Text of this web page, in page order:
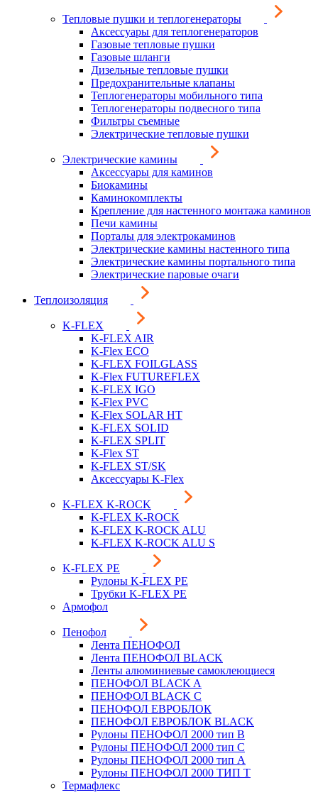
Тепловые пушки и теплогенераторы
Аксессуары для теплогенераторов
Газовые тепловые пушки
Газовые шланги
Дизельные тепловые пушки
Предохранительные клапаны
Теплогенераторы мобильного типа
Теплогенераторы подвесного типа
Фильтры съемные
Электрические тепловые пушки
Электрические камины
Аксессуары для каминов
Биокамины
Каминокомплекты
Крепление для настенного монтажа каминов
Печи камины
Порталы для электрокаминов
Электрические камины настенного типа
Электрические камины портального типа
Электрические паровые очаги
Теплоизоляция
K-FLEX
K-FLEX AIR
K-Flex ECO
K-FLEX FOILGLASS
K-Flex FUTUREFLEX
K-FLEX IGO
K-Flex PVC
K-Flex SOLAR HT
K-FLEX SOLID
K-FLEX SPLIT
K-Flex ST
K-FLEX ST/SK
Аксессуары K-Flex
K-FLEX K-ROCK
K-FLEX K-ROCK
K-FLEX K-ROCK ALU
K-FLEX K-ROCK ALU S
K-FLEX PE
Рулоны K-FLEX PE
Трубки K-FLEX PE
Армофол
Пенофол
Лента ПЕНОФОЛ
Лента ПЕНОФОЛ BLACK
Ленты алюминиевые самоклеющиеся
ПЕНОФОЛ BLACK A
ПЕНОФОЛ BLACK С
ПЕНОФОЛ ЕВРОБЛОК
ПЕНОФОЛ ЕВРОБЛОК BLACK
Рулоны ПЕНОФОЛ 2000 тип B
Рулоны ПЕНОФОЛ 2000 тип C
Рулоны ПЕНОФОЛ 2000 тип А
Рулоны ПЕНОФОЛ 2000 ТИП Т
Термафлекс